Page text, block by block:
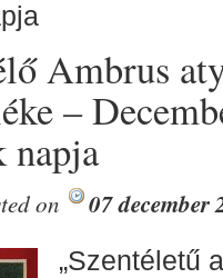
Ambrus
–
napja
on 07 december
„Szentéletű